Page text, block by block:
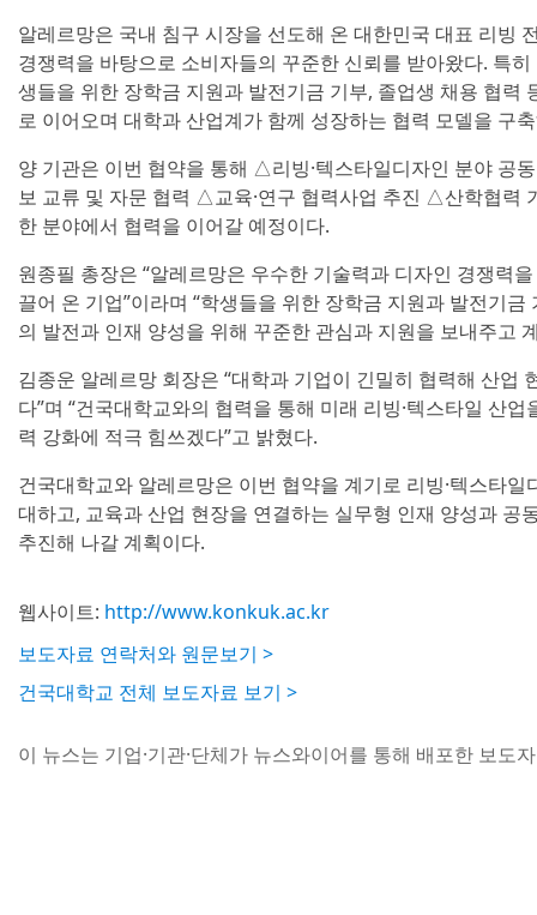
알레르망은 국내 침구 시장을 선도해 온 대한민국 대표 리빙
경쟁력을 바탕으로 소비자들의 꾸준한 신뢰를 받아왔다. 특
생들을 위한 장학금 지원과 발전기금 기부, 졸업생 채용 협력
로 이어오며 대학과 산업계가 함께 성장하는 협력 모델을 구
양 기관은 이번 협약을 통해 △리빙·텍스타일디자인 분야 공
보 교류 및 자문 협력 △교육·연구 협력사업 추진 △산학협력
한 분야에서 협력을 이어갈 예정이다.
원종필 총장은 “알레르망은 우수한 기술력과 디자인 경쟁력
끌어 온 기업”이라며 “학생들을 위한 장학금 지원과 발전기
의 발전과 인재 양성을 위해 꾸준한 관심과 지원을 보내주고
김종운 알레르망 회장은 “대학과 기업이 긴밀히 협력해 산업
다”며 “건국대학교와의 협력을 통해 미래 리빙·텍스타일 산
력 강화에 적극 힘쓰겠다”고 밝혔다.
건국대학교와 알레르망은 이번 협약을 계기로 리빙·텍스타
대하고, 교육과 산업 현장을 연결하는 실무형 인재 양성과 공
추진해 나갈 계획이다.
웹사이트: http://www.konkuk.ac.kr
보도자료 연락처와 원문보기 >
건국대학교 전체 보도자료 보기 >
이 뉴스는 기업·기관·단체가 뉴스와이어를 통해 배포한 보도